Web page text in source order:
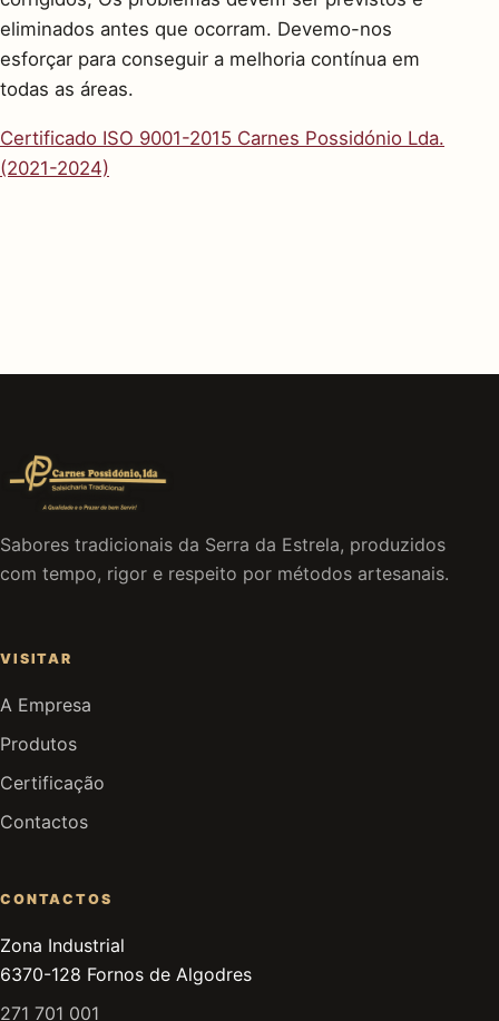
eliminados antes que ocorram. Devemo-nos
esforçar para conseguir a melhoria contínua em
todas as áreas.
Certificado ISO 9001-2015 Carnes Possidónio Lda.
(2021-2024)
Sabores tradicionais da Serra da Estrela, produzidos
com tempo, rigor e respeito por métodos artesanais.
VISITAR
A Empresa
Produtos
Certificação
Contactos
CONTACTOS
Zona Industrial
6370-128 Fornos de Algodres
271 701 001